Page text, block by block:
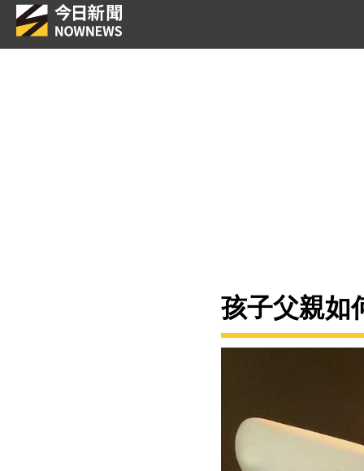
孩子父親如